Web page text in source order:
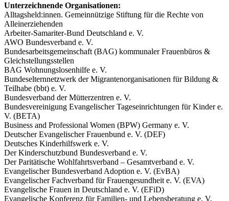
Unterzeichnende Organisationen:
Alltagsheld:innen. Gemeinnützige Stiftung für die Rechte von
Alleinerziehenden
Arbeiter-Samariter-Bund Deutschland e. V.
AWO Bundesverband e. V.
Bundesarbeitsgemeinschaft (BAG) kommunaler Frauenbüros &
Gleichstellungsstellen
BAG Wohnungslosenhilfe e. V.
Bundeselternnetzwerk der Migrantenorganisationen für Bildung &
Teilhabe (bbt) e. V.
Bundesverband der Mütterzentren e. V.
Bundesvereinigung Evangelischer Tageseinrichtungen für Kinder e.
V. (BETA)
Business and Professional Women (BPW) Germany e. V.
Deutscher Evangelischer Frauenbund e. V. (DEF)
Deutsches Kinderhilfswerk e. V.
Der Kinderschutzbund Bundesverband e. V.
Der Paritätische Wohlfahrtsverband – Gesamtverband e. V.
Evangelischer Bundesverband Adoption e. V. (EvBA)
Evangelischer Fachverband für Frauengesundheit e. V. (EVA)
Evangelische Frauen in Deutschland e. V. (EFiD)
Evangelische Konferenz für Familien- und Lebensberatung e. V.